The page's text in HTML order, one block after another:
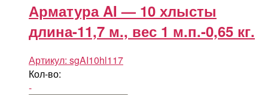
Арматура AI — 10 хлысты
длина-11,7 м., вес 1 м.п.-0,65 кг.
Артикул: sgAI10hl117
Кол-во:
-